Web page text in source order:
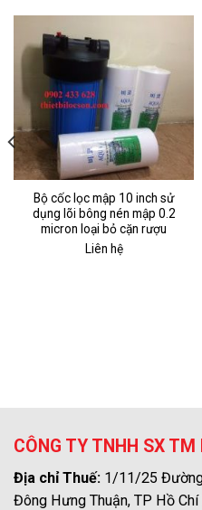
Bộ cốc lọc mập 10 inch sử
dụng lõi bông nén mập 0.2
micron loại bỏ cặn rượu
Liên hệ
CÔNG TY TNHH SX TM
Địa chỉ Thuế: 1/11/25 Đường
Đông Hưng Thuận, TP Hồ